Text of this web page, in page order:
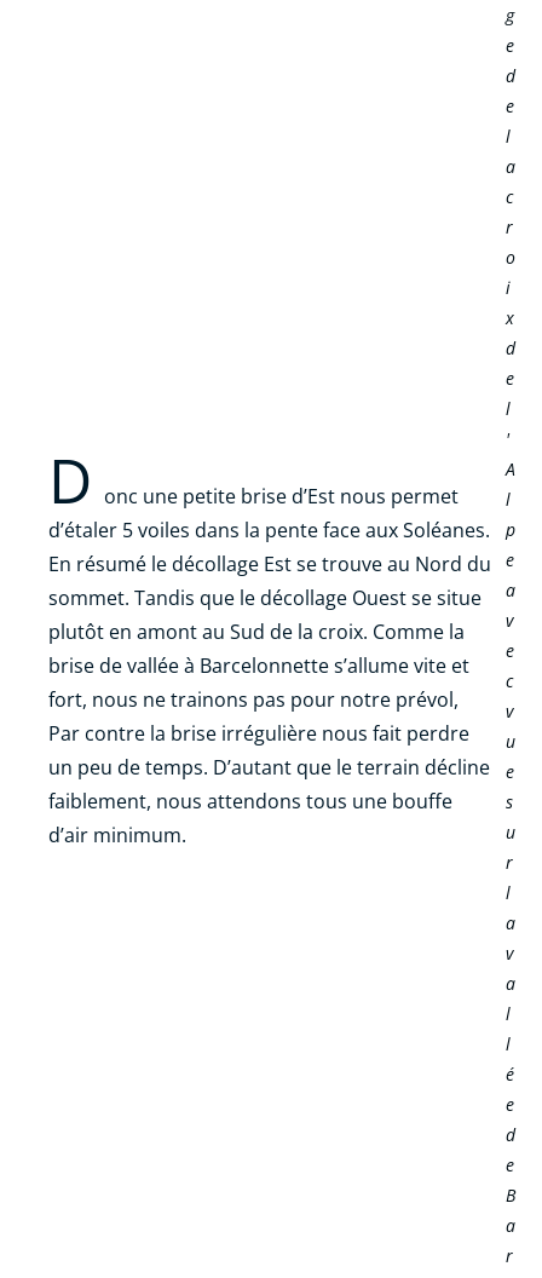
D onc une petite brise d’Est nous permet
d’étaler 5 voiles dans la pente face aux Soléanes.
En résumé le décollage Est se trouve au Nord du
sommet. Tandis que le décollage Ouest se situe
plutôt en amont au Sud de la croix. Comme la
brise de vallée à Barcelonnette s’allume vite et
fort, nous ne trainons pas pour notre prévol,
Par contre la brise irrégulière nous fait perdre
un peu de temps. D’autant que le terrain décline
faiblement, nous attendons tous une bouffe
d’air minimum.
g
e
d
e
l
a
c
r
o
i
x
d
e
l
'
A
l
p
e
a
v
e
c
v
u
e
s
u
r
l
a
v
a
l
l
é
e
d
e
B
a
r